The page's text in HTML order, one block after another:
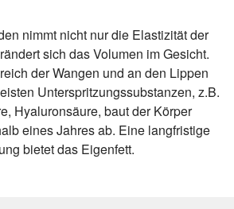
nimmt nicht nur die Elastizität der
sich das Volumen im Gesicht.
der Wangen und an den Lippen
Unterspritzungssubstanzen, z.B.
Hyaluronsäure, baut der Körper
eines Jahres ab. Eine langfristige
bietet das Eigenfett.